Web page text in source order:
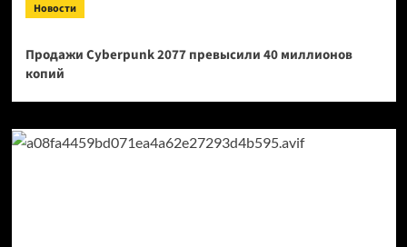
Новости
Продажи Cyberpunk 2077 превысили 40 миллионов
копий